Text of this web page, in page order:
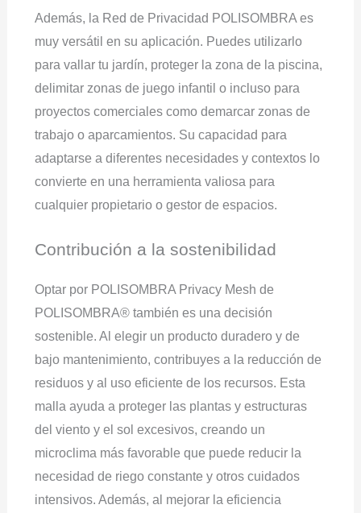
Además, la Red de Privacidad POLISOMBRA es
muy versátil en su aplicación. Puedes utilizarlo
para vallar tu jardín, proteger la zona de la piscina,
delimitar zonas de juego infantil o incluso para
proyectos comerciales como demarcar zonas de
trabajo o aparcamientos. Su capacidad para
adaptarse a diferentes necesidades y contextos lo
convierte en una herramienta valiosa para
cualquier propietario o gestor de espacios.
Contribución a la sostenibilidad
Optar por POLISOMBRA Privacy Mesh de
POLISOMBRA® también es una decisión
sostenible. Al elegir un producto duradero y de
bajo mantenimiento, contribuyes a la reducción de
residuos y al uso eficiente de los recursos. Esta
malla ayuda a proteger las plantas y estructuras
del viento y el sol excesivos, creando un
microclima más favorable que puede reducir la
necesidad de riego constante y otros cuidados
intensivos. Además, al mejorar la eficiencia